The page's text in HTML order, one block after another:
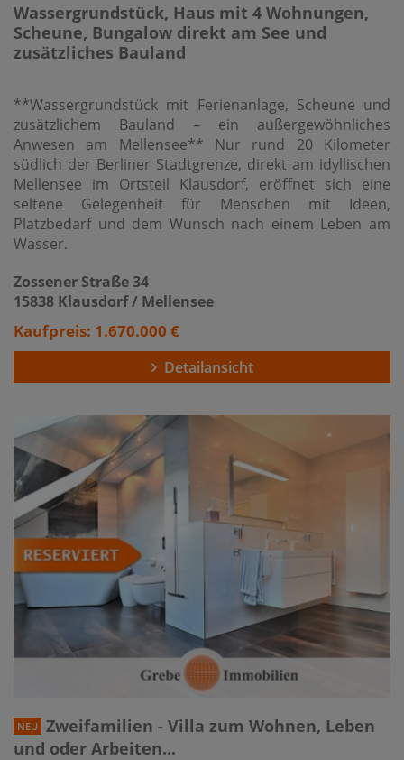
Wassergrundstück, Haus mit 4 Wohnungen,
Scheune, Bungalow direkt am See und
zusätzliches Bauland
**Wassergrundstück mit Ferienanlage, Scheune und
zusätzlichem Bauland – ein außergewöhnliches
Anwesen am Mellensee** Nur rund 20 Kilometer
südlich der Berliner Stadtgrenze, direkt am idyllischen
Mellensee im Ortsteil Klausdorf, eröffnet sich eine
seltene Gelegenheit für Menschen mit Ideen,
Platzbedarf und dem Wunsch nach einem Leben am
Wasser.
Zossener Straße 34
15838 Klausdorf / Mellensee
Kaufpreis: 1.670.000 €
Detailansicht
NEU
Zweifamilien - Villa zum Wohnen, Leben
und oder Arbeiten...